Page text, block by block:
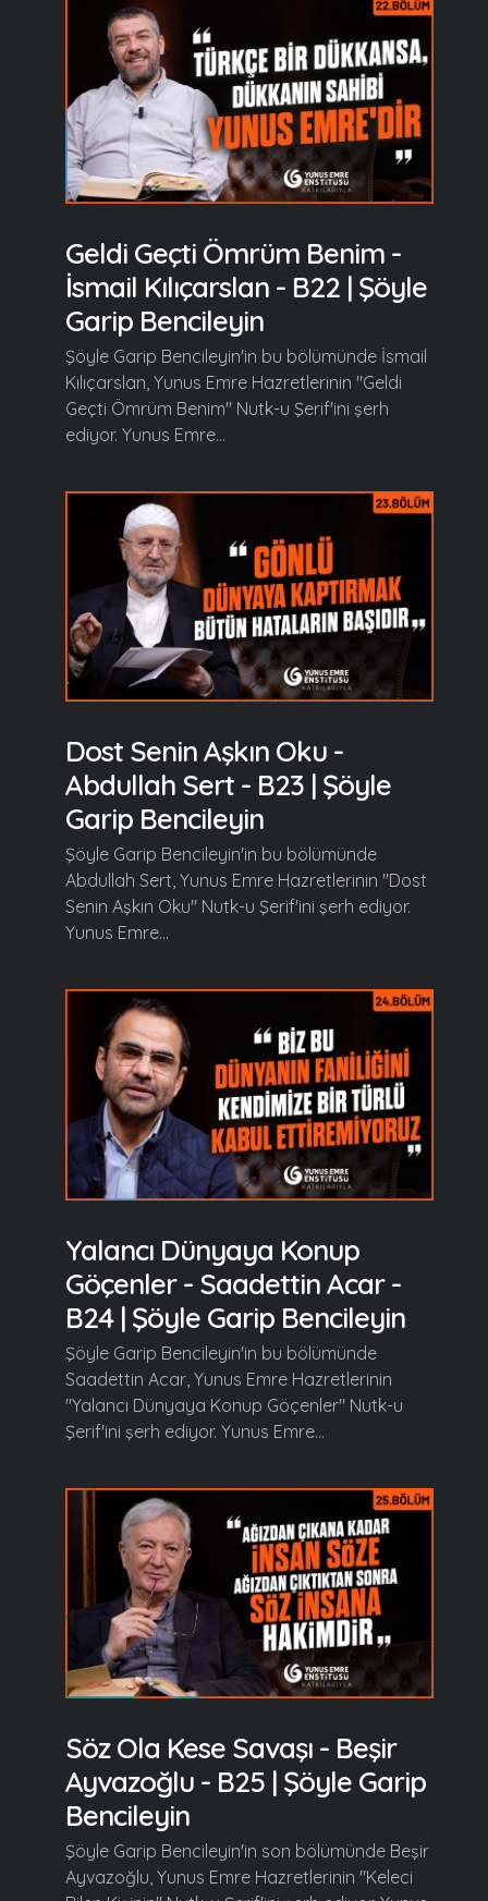
Geldi Geçti Ömrüm Benim -
İsmail Kılıçarslan - B22 | Şöyle
Garip Bencileyin
Şöyle Garip Bencileyin'in bu bölümünde İsmail
Kılıçarslan, Yunus Emre Hazretlerinin "Geldi
Geçti Ömrüm Benim" Nutk-u Şerif'ini şerh
ediyor. Yunus Emre...
Dost Senin Aşkın Oku -
Abdullah Sert - B23 | Şöyle
Garip Bencileyin
Şöyle Garip Bencileyin'in bu bölümünde
Abdullah Sert, Yunus Emre Hazretlerinin "Dost
Senin Aşkın Oku" Nutk-u Şerif'ini şerh ediyor.
Yunus Emre...
Yalancı Dünyaya Konup
Göçenler - Saadettin Acar -
B24 | Şöyle Garip Bencileyin
Şöyle Garip Bencileyin'in bu bölümünde
Saadettin Acar, Yunus Emre Hazretlerinin
"Yalancı Dünyaya Konup Göçenler" Nutk-u
Şerif'ini şerh ediyor. Yunus Emre...
Söz Ola Kese Savaşı - Beşir
Ayvazoğlu - B25 | Şöyle Garip
Bencileyin
Şöyle Garip Bencileyin'in son bölümünde Beşir
Ayvazoğlu, Yunus Emre Hazretlerinin "Keleci